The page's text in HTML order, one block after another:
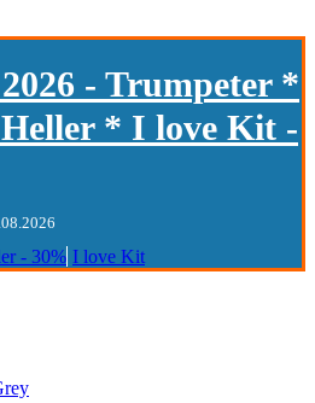
- Trumpeter *
* I love Kit -
- 30% I love Kit